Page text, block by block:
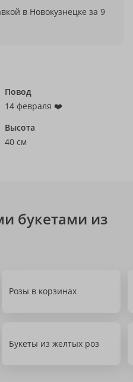
в Новокузнецке за 9
Повод
14 февраля ❤️
Высота
40 см
букетами из
Розы в корзинах
Букеты из желтых роз